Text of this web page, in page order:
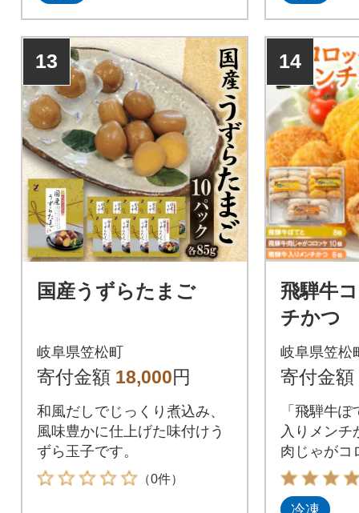
13
国産うずらたまご
岐阜県笠松町
寄付金額 18,000円
和風だしでじっくり煮込み、
風味豊かに仕上げた味付けう
ずら玉子です。
（0件）
14
飛騨牛
チかつ
岐阜県笠松
寄付金額
「飛騨牛
入りメンチ
肉じゃがコ
ティ惣菜セ